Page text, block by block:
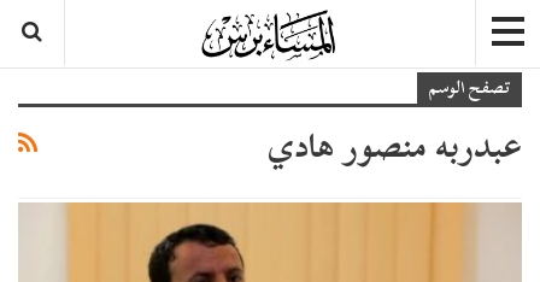
تصفح الوسم
عبدربه منصور هادي